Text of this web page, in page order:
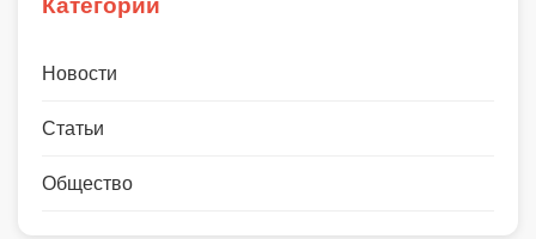
Категории
Новости
Статьи
Общество